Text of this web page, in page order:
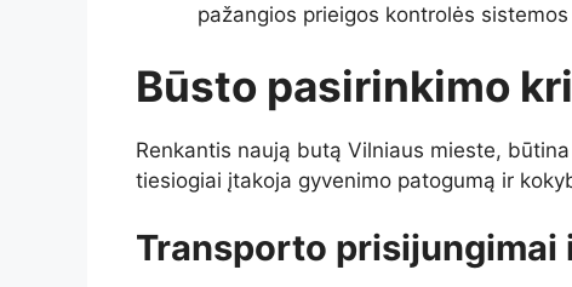
pažangios prieigos kontrolės
Būsto pasirinkimo
Renkantis naują butą Vilniaus mieste,
tiesiogiai įtakoja gyvenimo patogumą ir
Transporto prisijungimai